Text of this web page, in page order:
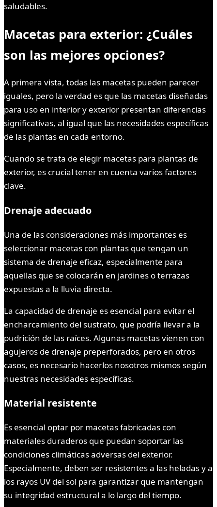
saludables.
Macetas para exterior: ¿Cuáles
son las mejores opciones?
A primera vista, todas las macetas pueden parecer
iguales, pero la verdad es que las macetas diseñadas
para uso en interior y exterior presentan diferencias
significativas, al igual que las necesidades específicas
de las plantas en cada entorno.
Cuando se trata de elegir macetas para plantas de
exterior, es crucial tener en cuenta varios factores
clave.
Drenaje adecuado
Una de las consideraciones más importantes es
seleccionar macetas con plantas que tengan un
sistema de drenaje eficaz, especialmente para
aquellas que se colocarán en jardines o terrazas
expuestas a la lluvia directa.
La capacidad de drenaje es esencial para evitar el
encharcamiento del sustrato, que podría llevar a la
pudrición de las raíces. Algunas macetas vienen con
agujeros de drenaje preperforados, pero en otros
casos, es necesario hacerlos nosotros mismos según
nuestras necesidades específicas.
Material resistente
Es esencial optar por macetas fabricadas con
materiales duraderos que puedan soportar las
condiciones climáticas adversas del exterior.
Especialmente, deben ser resistentes a las heladas y a
los rayos UV del sol para garantizar que mantengan
su integridad estructural a lo largo del tiempo.